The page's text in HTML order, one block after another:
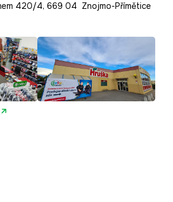
420/4, 669 04 Znojmo-Přímětice